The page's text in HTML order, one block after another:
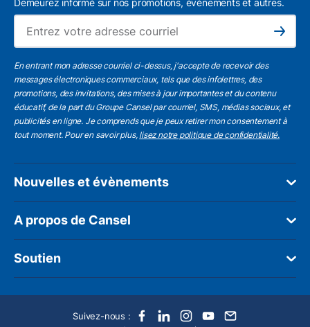
Demeurez informé sur nos promotions, événements et autres.
Subscribe
En entrant mon adresse courriel ci-dessus, j'accepte de recevoir des
messages électroniques commerciaux, tels que des infolettres, des
promotions, des invitations, des mises à jour importantes et du contenu
éducatif, de la part du Groupe Cansel par courriel, SMS, médias sociaux, et
publicités en ligne. Je comprends que je peux retirer mon consentement à
tout moment. Pour en savoir plus, lisez notre politique de confidentialité.
Nouvelles et évènements
A propos de Cansel
Soutien
Suivez-nous :